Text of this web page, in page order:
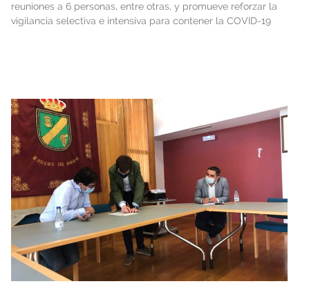
reuniones a 6 personas, entre otras, y promueve reforzar la
vigilancia selectiva e intensiva para contener la COVID-19